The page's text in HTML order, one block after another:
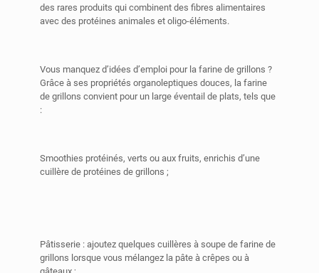
des rares produits qui combinent des fibres alimentaires
avec des protéines animales et oligo-éléments.
Vous manquez d’idées d’emploi pour la farine de grillons ?
Grâce à ses propriétés organoleptiques douces, la farine
de grillons convient pour un large éventail de plats, tels que
:
Smoothies protéinés, verts ou aux fruits, enrichis d’une
cuillère de protéines de grillons ;
Pâtisserie : ajoutez quelques cuillères à soupe de farine de
grillons lorsque vous mélangez la pâte à crêpes ou à